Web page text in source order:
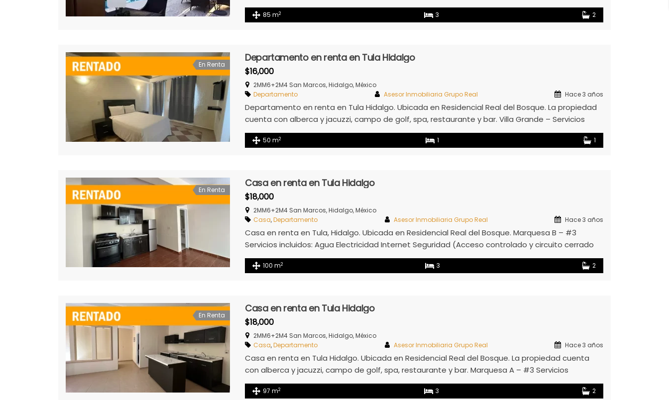
Agua Electricidad Internet Seguridad (Acceso controlado y circuito cerrado las 24 hrs) Pet
Friendl85 m2 3 2
En Renta
Departamento en renta en Tula Hidalgo
$16,000
2MM6+2M4 San Marcos, Hidalgo, México
Departamento
Asesor Inmobiliaria Grupo Real Hace 3 años
Departamento en renta en Tula Hidalgo. Ubicada en Residencial Real del Bosque. La propiedad
cuenta con alberca y jacuzzi, campo de golf, spa, restaurante y bar. Villa Grande – Servicios
incluidos: Agua Electricidad Internet Seguridad (Acceso controlado y circuito cerrado las 24 hrs)
Pet Friendly
50 m2 1 1
En Renta
Casa en renta en Tula Hidalgo
$18,000
2MM6+2M4 San Marcos, Hidalgo, México
Casa,Departamento Asesor Inmobiliaria Grupo Real Hace 3 años
Casa en renta en Tula, Hidalgo. Ubicada en Residencial Real del Bosque. Marquesa B – #3
Servicios incluidos: Agua Electricidad Internet Seguridad (Acceso controlado y circuito cerrado
las 24 hrs)
100 m2 3 2
En Renta
Casa en renta en Tula Hidalgo
$18,000
2MM6+2M4 San Marcos, Hidalgo, México
Casa,Departamento Asesor Inmobiliaria Grupo Real Hace 3 años
Casa en renta en Tula Hidalgo. Ubicada en Residencial Real del Bosque. La propiedad cuenta
con alberca y jacuzzi, campo de golf, spa, restaurante y bar. Marquesa A – #3 Servicios
incluidos: Agua Electricidad Internet Seguridad (Acceso controlado y circuito cerrado las 24 hrs)
97 m2 3 2